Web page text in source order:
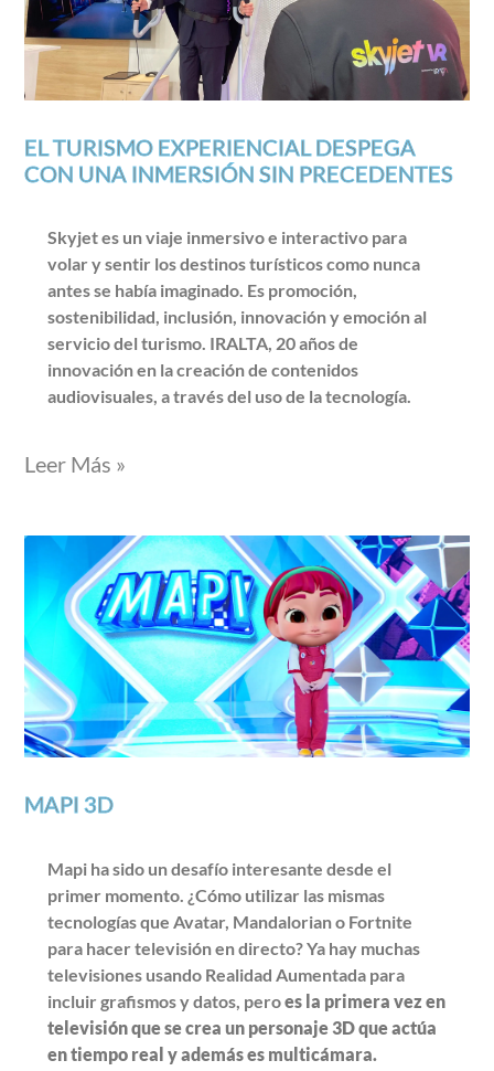
EL TURISMO EXPERIENCIAL DESPEGA
CON UNA INMERSIÓN SIN PRECEDENTES
Skyjet es un viaje inmersivo e interactivo para
volar y sentir los destinos turísticos como nunca
antes se había imaginado. Es promoción,
sostenibilidad, inclusión, innovación y emoción al
servicio del turismo. IRALTA, 20 años de
innovación en la creación de contenidos
audiovisuales, a través del uso de la tecnología.
Leer Más »
MAPI 3D
Mapi ha sido un desafío interesante desde el
primer momento. ¿Cómo utilizar las mismas
tecnologías que Avatar, Mandalorian o Fortnite
para hacer televisión en directo? Ya hay muchas
televisiones usando Realidad Aumentada para
incluir grafismos y datos, peroes la primera vez en
televisión que se crea un personaje 3D que actúa
en tiempo real y además es multicámara.